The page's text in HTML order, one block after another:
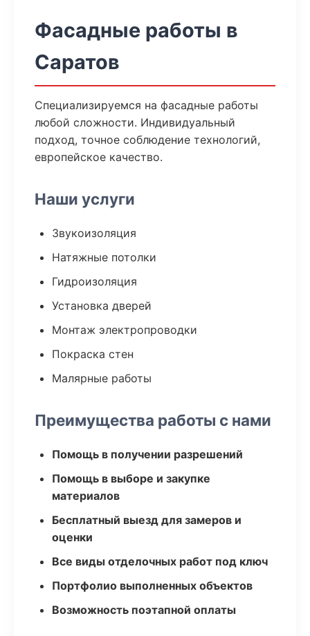
Фасадные работы в
Саратов
Специализируемся на фасадные работы
любой сложности. Индивидуальный
подход, точное соблюдение технологий,
европейское качество.
Наши услуги
Звукоизоляция
Натяжные потолки
Гидроизоляция
Установка дверей
Монтаж электропроводки
Покраска стен
Малярные работы
Преимущества работы с нами
Помощь в получении разрешений
Помощь в выборе и закупке
материалов
Бесплатный выезд для замеров и
оценки
Все виды отделочных работ под ключ
Портфолио выполненных объектов
Возможность поэтапной оплаты